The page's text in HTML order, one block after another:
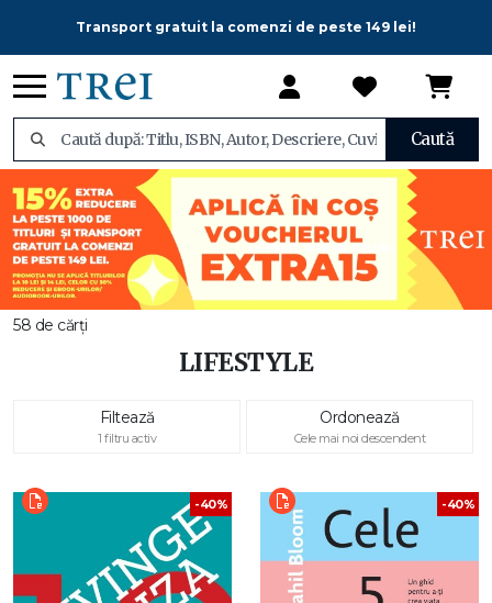
Transport gratuit la comenzi de peste 149 lei!
Caută
58 de cărți
LIFESTYLE
Filtează
1 filtru activ
Ordonează
Cele mai noi descendent
-40% -40%